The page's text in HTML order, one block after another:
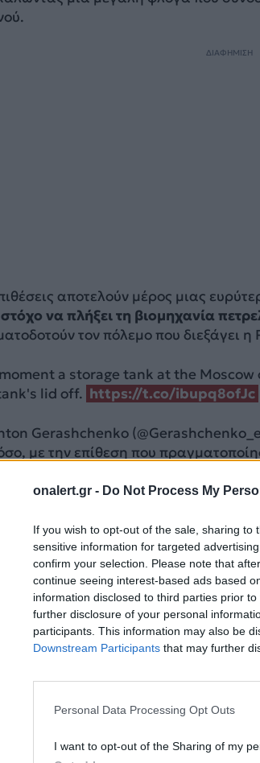
onalert.gr - Do Not Process My
If you wish to opt-out of the sale, sharing
sensitive information for targeted
confirm your selection. Please note that
continue seeing interest-based ads based
information disclosed to third parties prior
further disclosure of your personal
participants. This information may also be
Downstream Participants that may further
Personal Data Processing Opt Outs
I want to opt-out of the Sharing of my
ΔΙΑΦΗΜΙΣΗ
αποτελούν μέρος μιας
στόχο να πλήξει τη βιομηχανία
τον πόλεμο που διεξάγει η
a storage tank at the
lid off. https://t.co/ibupq8ofJc
Gerashchenko
με την επίθεση που
της Μόσχας, μόλις 16
ΔΙΑΦΗΜΙΣΗ